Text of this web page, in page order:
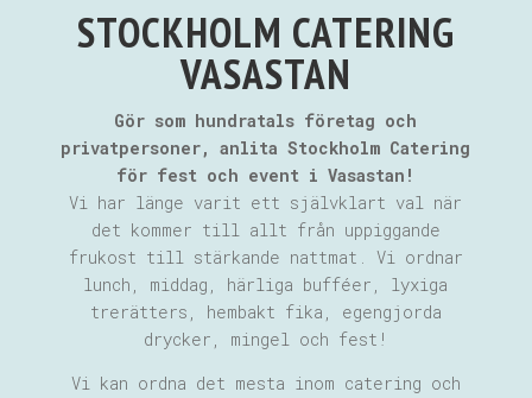
STOCKHOLM CATERING
VASASTAN
Gör som hundratals företag och
privatpersoner, anlita Stockholm Catering
för fest och event i Vasastan!
Vi har länge varit ett självklart val när
det kommer till allt från uppiggande
frukost till stärkande nattmat. Vi ordnar
lunch, middag, härliga bufféer, lyxiga
trerätters, hembakt fika, egengjorda
drycker, mingel och fest!
Vi kan ordna det mesta inom catering och